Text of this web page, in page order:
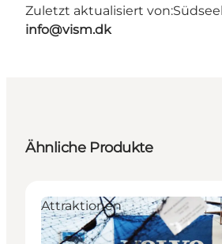
Zuletzt aktualisiert von:
info@vism.dk
Ähnliche Produkte
Attraktionen